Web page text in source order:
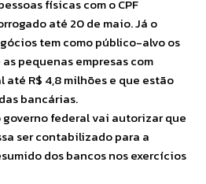
físicas com o CPF
até 20 de maio. Já o
tem como público-alvo os
as pequenas empresas com
R$ 4,8 milhões e que estão
bancárias.
governo federal vai autorizar que
ser contabilizado para a
dos bancos nos exercícios